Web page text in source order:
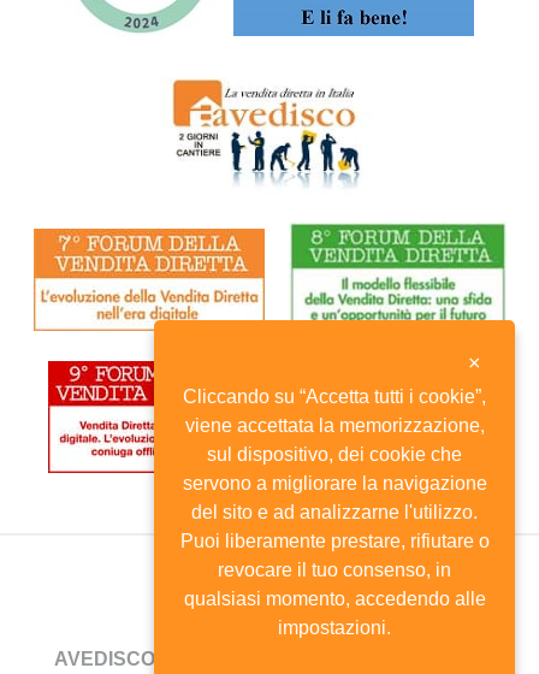
AVEDISCO
×
Cliccando su “Accetta tutti i cookie”,
viene accettata la memorizzazione,
sul dispositivo, dei cookie che
servono a migliorare la navigazione
del sito e ad analizzarne l'utilizzo.
Puoi liberamente prestare, rifiutare o
revocare il tuo consenso, in
qualsiasi momento, accedendo alle
impostazioni.